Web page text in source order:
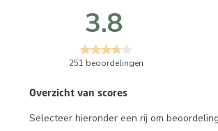
Overzicht van scores
Selecteer hieronder een rij om
3.8
251 beoordelingen